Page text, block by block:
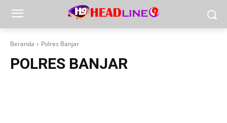
Beranda Polres Banjar
POLRES BANJAR